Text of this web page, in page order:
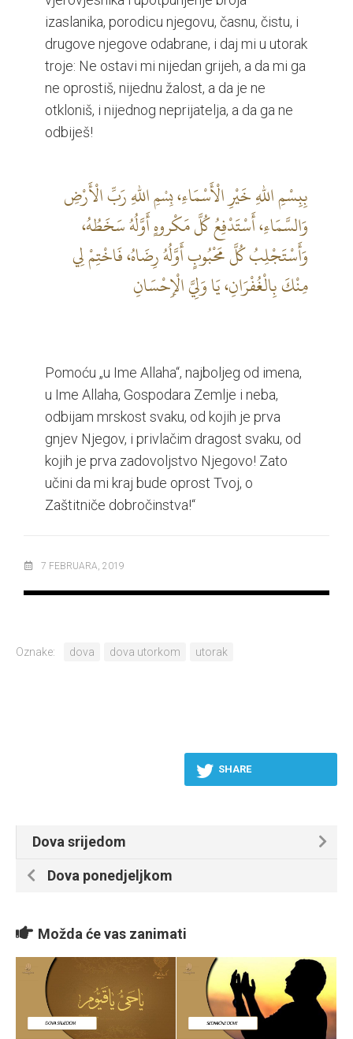
izaslanika, porodicu njegovu, časnu, čistu, i
drugove njegove odabrane, i daj mi u utorak
troje: Ne ostavi mi nijedan grijeh, a da mi ga
ne oprostiš, nijednu žalost, a da je ne
otkloniš, i nijednog neprijatelja, a da ga ne
odbiješ!
بِبِسْمِ اللهِ خَيْرِ الْأَسْمَاءِ، بِسْمِ اللهِ رَبِّ الْأَرْضِ
وَالسَّمَاءِ، أَسْتَدْفِعُ كُلَّ مَكْروهٍ أَوَّلُهُ سَخَطُهُ،
وَأَسْتَجْلِبُ كُلَّ مَحْبُوبٍ أَوَّلُهُ رِضَاهُ، فَاخْتِمْ لِي
مِنْكَ بِالْغُفْرَانِ، يَا وَلِيَّ الْإِحْسَانِ
Pomoću „u Ime Allaha“, najboljeg od imena,
u Ime Allaha, Gospodara Zemlje i neba,
odbijam mrskost svaku, od kojih je prva
gnjev Njegov, i privlačim dragost svaku, od
kojih je prva zadovoljstvo Njegovo! Zato
učini da mi kraj bude oprost Tvoj, o
Zaštitniče dobročinstva!“
7 FEBRUARA, 2019
Oznake: dova dova utorkom utorak
SHARE
Dova srijedom
Dova ponedjeljkom
Možda će vas zanimati